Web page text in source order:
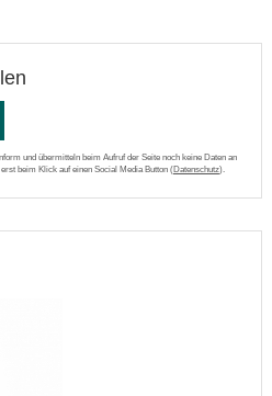
und übermitteln beim Aufruf der Seite noch keine Daten an
beim Klick auf einen Social Media Button (Datenschutz).